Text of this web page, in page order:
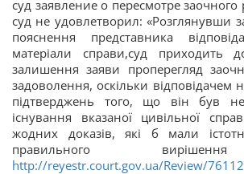
суд заявление о пересмотре
суд не удовлетворил: «Розглянувши
пояснення представника
матеріали справи,суд приходить
залишення заяви проперегляд
задоволення, оскільки
підтверджень того, що він був
існування вказаної цивільної
жодних доказів, які б мали
правильного
http://reyestr.court.gov.ua/Review/